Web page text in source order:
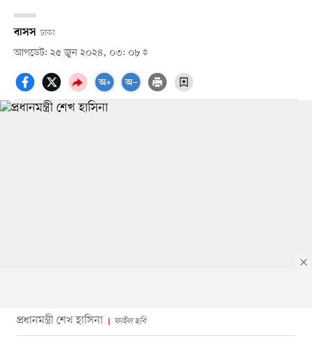
বাসস ঢাকা
আপডেট: ২৫ জুন ২০২৪, ০৩: ০৮
প্রধানমন্ত্রী শেখ হাসিনা ফাইল ছবি